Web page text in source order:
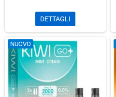
DETTAGLI
NUOVO